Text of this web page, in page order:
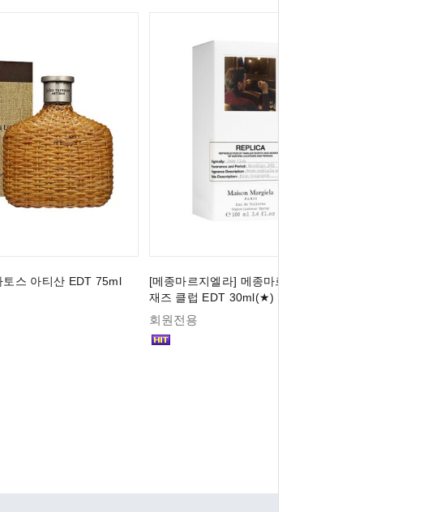
스 아티산 EDT 75ml
[메종마르지엘라] 메종마르지엘라 레플리카
재즈 클럽 EDT 30ml(★)
회원전용